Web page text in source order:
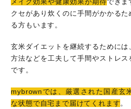
クセがあり炊くのに手間がかかる
る方もいます。
玄米ダイエットを継続するためには
方法などを工夫して手間やストレ
です。
mybrownでは、厳選された国産玄
な状態で自宅まで届けてくれます。